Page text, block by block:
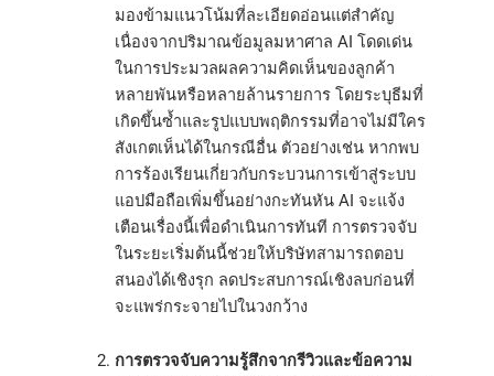
มองข้ามแนวโน้มที่ละเอียดอ่อนแต่สำคัญ
เนื่องจากปริมาณข้อมูลมหาศาล AI โดดเด่น
ในการประมวลผลความคิดเห็นของลูกค้า
หลายพันหรือหลายล้านรายการ โดยระบุธีมที่
เกิดขึ้นซ้ำและรูปแบบพฤติกรรมที่อาจไม่มีใคร
สังเกตเห็นได้ในกรณีอื่น ตัวอย่างเช่น หากพบ
การร้องเรียนเกี่ยวกับกระบวนการเข้าสู่ระบบ
แอปมือถือเพิ่มขึ้นอย่างกะทันหัน AI จะแจ้ง
เตือนเรื่องนี้เพื่อดำเนินการทันที การตรวจจับ
ในระยะเริ่มต้นนี้ช่วยให้บริษัทสามารถตอบ
สนองได้เชิงรุก ลดประสบการณ์เชิงลบก่อนที่
จะแพร่กระจายไปในวงกว้าง
การตรวจจับความรู้สึกจากรีวิวและข้อความ